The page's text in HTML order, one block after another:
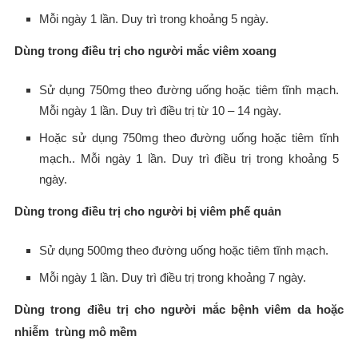
Mỗi ngày 1 lần. Duy trì trong khoảng 5 ngày.
Dùng trong điều trị cho người mắc viêm xoang
Sử dụng 750mg theo đường uống hoặc tiêm tĩnh mạch.
Mỗi ngày 1 lần. Duy trì điều trị từ 10 – 14 ngày.
Hoặc sử dụng 750mg theo đường uống hoặc tiêm tĩnh
mạch.. Mỗi ngày 1 lần. Duy trì điều trị trong khoảng 5
ngày.
Dùng trong điều trị cho người bị viêm phế quản
Sử dụng 500mg theo đường uống hoặc tiêm tĩnh mạch.
Mỗi ngày 1 lần. Duy trì điều trị trong khoảng 7 ngày.
Dùng trong điều trị cho người mắc bệnh viêm da hoặc
nhiễm trùng mô mềm